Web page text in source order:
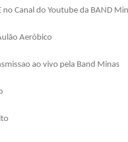
no Canal do Youtube da BAND
Aeróbico
ao vivo pela Band Minas